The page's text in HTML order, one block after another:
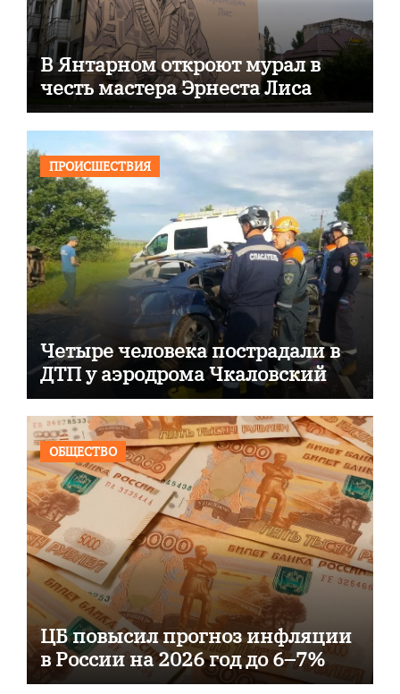
В Янтарном откроют мурал в
честь мастера Эрнеста Лиса
ПРОИСШЕСТВИЯ
Четыре человека пострадали в
ДТП у аэродрома Чкаловский
ОБЩЕСТВО
ЦБ повысил прогноз инфляции
в России на 2026 год до 6–7%